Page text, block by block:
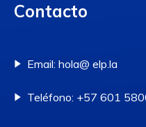
Contacto
Email: hola@ elp.la
Teléfono: +57 601